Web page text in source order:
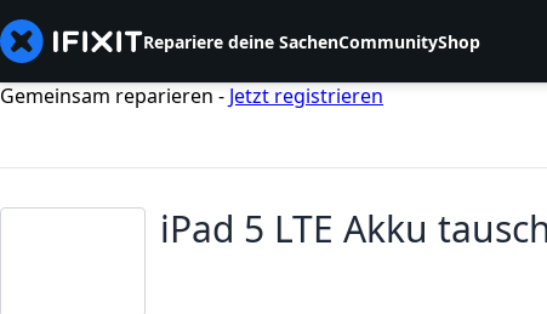
Repariere deine SachenCommunityShop
Gemeinsam reparieren - Jetzt registrieren
iPad 5 LTE Akku